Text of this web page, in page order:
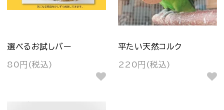
選べるお試しバー
80円(税込)
平たい天然コルク
220円(税込)